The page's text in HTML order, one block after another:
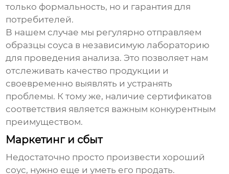
только формальность, но и гарантия для
потребителей.
В нашем случае мы регулярно отправляем
образцы соуса в независимую лабораторию
для проведения анализа. Это позволяет нам
отслеживать качество продукции и
своевременно выявлять и устранять
проблемы. К тому же, наличие сертификатов
соответствия является важным конкурентным
преимуществом.
Маркетинг и сбыт
Недостаточно просто произвести хороший
соус, нужно еще и уметь его продать.